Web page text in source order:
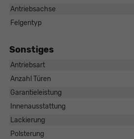
Antriebsachse
Felgentyp
Sonstiges
Antriebsart
Anzahl Türen
Garantieleistung
Innenausstattung
Lackierung
Polsterung